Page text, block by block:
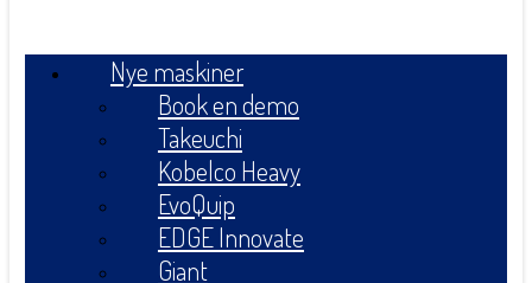
Nye maskiner
Book en demo
Takeuchi
Kobelco Heavy
EvoQuip
EDGE Innovate
Giant